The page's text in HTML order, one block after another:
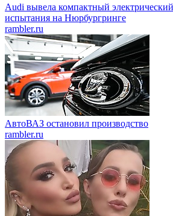
Audi вывела компактный
испытания на Нюрбургринге
rambler.ru
АвтоВАЗ остановил производство
rambler.ru